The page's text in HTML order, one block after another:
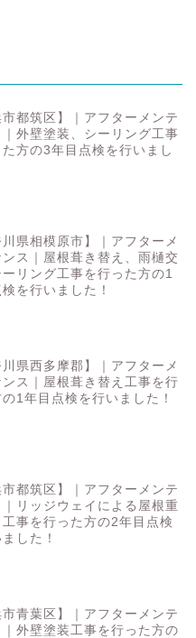
市都筑区】｜アフターメンテ
外壁塗装、シーリング工事
た方の3年目点検を行いまし
川県相模原市】｜アフターメ
ンス｜屋根葺き替え、雨樋交
リング工事を行った方の1
を行いました！
川県西多摩郡】｜アフターメ
ンス｜屋根葺き替え工事を行
の1年目点検を行いました！
市都筑区】｜アフターメンテ
リッジウェイによる屋根重
工事を行った方の2年目点検
した！
市青葉区】｜アフターメンテ
外壁塗装工事を行った方の